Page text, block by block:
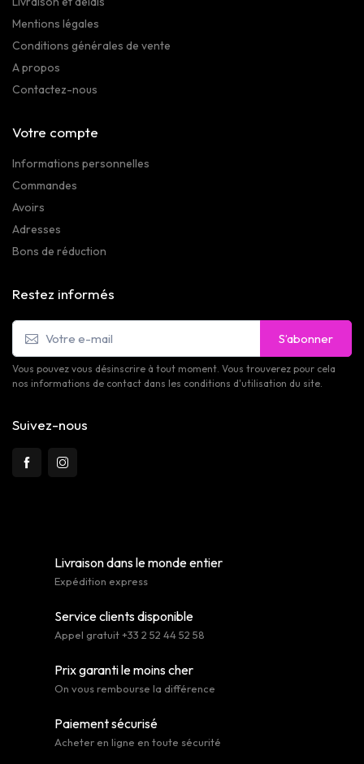
Mentions légales
Conditions générales de vente
A propos
Contactez-nous
Votre compte
Informations personnelles
Commandes
Avoirs
Adresses
Bons de réduction
Restez informés
S’abonner
Vous pouvez vous désinscrire à tout moment. Vous trouverez pour cela
nos informations de contact dans les conditions d'utilisation du site.
Suivez-nous
Livraison dans le monde entier
Expédition express
Service clients disponible
Appel gratuit +33 2 52 44 52 58
Prix garanti le moins cher
On vous rembourse la différence
Paiement sécurisé
Acheter en ligne en toute sécurité